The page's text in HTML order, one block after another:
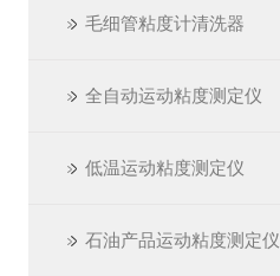
毛细管粘度计清洗器
全自动运动粘度测定仪
低温运动粘度测定仪
石油产品运动粘度测定仪